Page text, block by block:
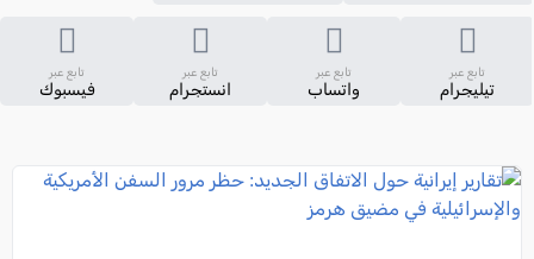
تابع عبر
تيليجرام
تابع عبر
واتساب
تابع عبر
انستجرام
تابع عبر
فيسبوك